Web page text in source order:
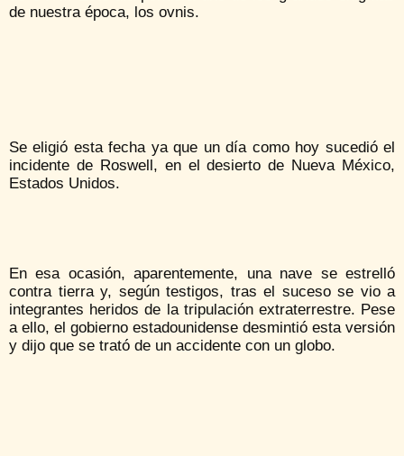
de nuestra época, los ovnis.
Se eligió esta fecha ya que un día como hoy sucedió el
incidente de Roswell, en el desierto de Nueva México,
Estados Unidos.
En esa ocasión, aparentemente, una nave se estrelló
contra tierra y, según testigos, tras el suceso se vio a
integrantes heridos de la tripulación extraterrestre. Pese
a ello, el gobierno estadounidense desmintió esta versión
y dijo que se trató de un accidente con un globo.